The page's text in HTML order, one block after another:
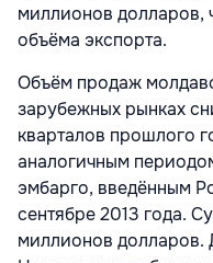
миллионов долларов,
объёма экспорта.
Объём продаж
зарубежных рынках
кварталов прошлого
аналогичным
эмбарго, введённым
сентябре 2013 года.
миллионов долларов.